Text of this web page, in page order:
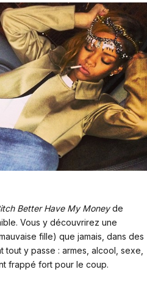
Better Have My Moneyde
Vous y découvrirez une
fille) que jamais, dans des
tout y passe : armes, alcool, sexe,
frappé fort pour le coup.